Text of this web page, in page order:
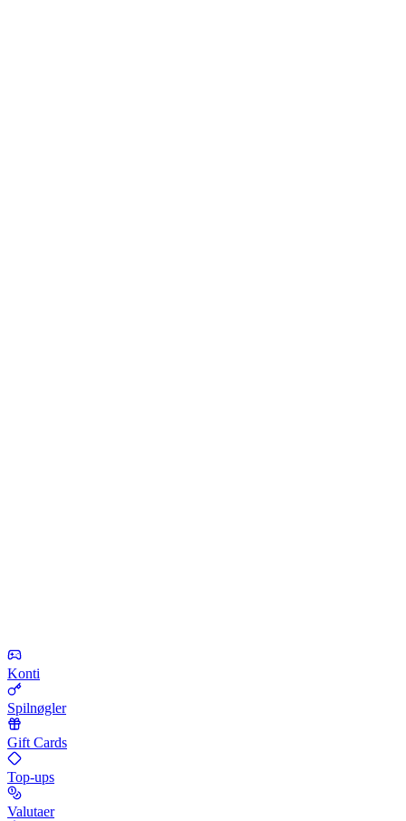
Konti
Spilnøgler
Gift Cards
Top-ups
Valutaer